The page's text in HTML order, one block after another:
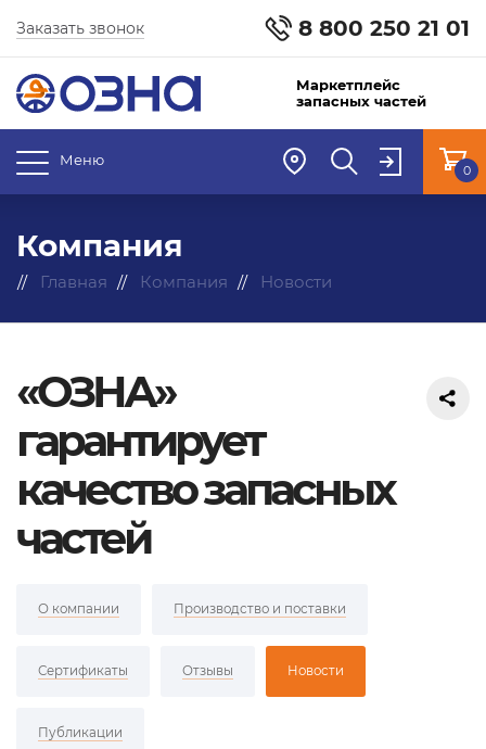
8 800 250 21 01
Заказать звонок
Маркетплейс
запасных частей
Меню
0
Компания
Главная Компания Новости
«ОЗНА»
гарантирует
качество запасных
частей
О компании Производство и поставки
Сертификаты Отзывы Новости
Публикации